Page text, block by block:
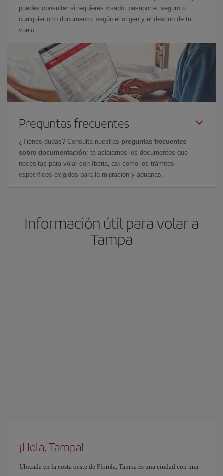
puedes consultar si requieres visado, pasaporte, seguro o
cualquier otro documento, según el origen y el destino de tu
vuelo.
Preguntas frecuentes
¿Tienes dudas? Consulta nuestras preguntas frecuentes
sobre documentación: te aclaramos los documentos que
necesitas para volar con Iberia, así como los trámites
específicos exigidos para la migración y aduanas.
Información útil para volar a
Tampa
¡Hola, Tampa!
Ubicada en la costa oeste de Florida, Tampa es una ciudad con una